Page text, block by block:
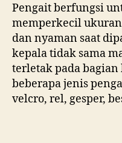
Pengait berfungsi
memperkecil
dan nyaman saat
kepala tidak sama
terletak pada
beberapa jenis
velcro, rel, gesper,